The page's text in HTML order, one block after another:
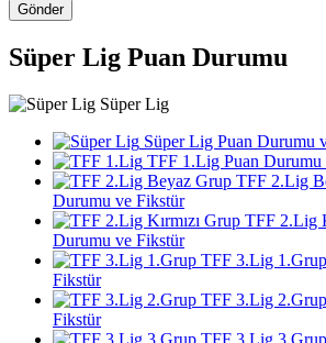
Gönder
Süper Lig Puan Durumu
Süper Lig
Süper Lig Puan Durumu
TFF 1.Lig Puan Durumu
TFF 2.Lig
Durumu ve Fikstür
TFF 2.Lig
Durumu ve Fikstür
TFF 3.Lig
Fikstür
TFF 3.Lig
Fikstür
TFF 3.Lig